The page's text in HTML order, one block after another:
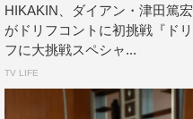
HIKAKIN、ダイアン・津田篤宏
がドリフコントに初挑戦『ドリ
フに大挑戦スペシャ...
TV LIFE